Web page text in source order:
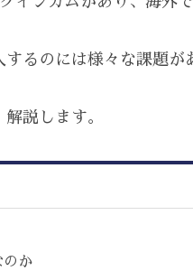
るのには様々な課題が
説します。
のか